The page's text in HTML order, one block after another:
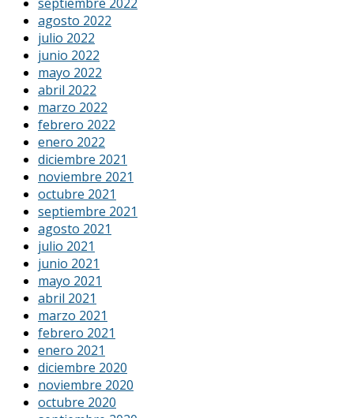
agosto 2022
julio 2022
junio 2022
mayo 2022
abril 2022
marzo 2022
febrero 2022
enero 2022
diciembre 2021
noviembre 2021
octubre 2021
septiembre 2021
agosto 2021
julio 2021
junio 2021
mayo 2021
abril 2021
marzo 2021
febrero 2021
enero 2021
diciembre 2020
noviembre 2020
octubre 2020